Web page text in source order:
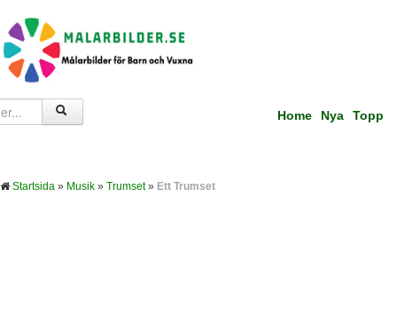
Home Nya Topp
Startsida » Musik » Trumset» Ett Trumset